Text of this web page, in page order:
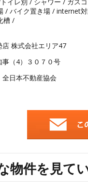
/ バイク置き場 / internet
槽 /
店 株式会社エリア47
事（4）３０７０号
全日本不動産協会
物件を見て